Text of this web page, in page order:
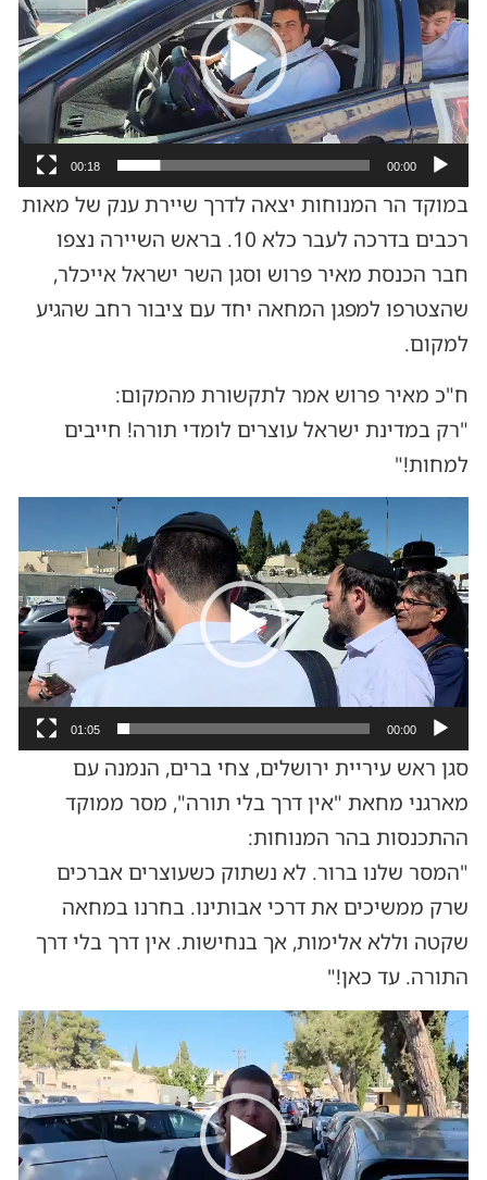
00:00
00:18
במוקד הר המנוחות יצאה לדרך שיירת ענק של מאות
רכבים בדרכה לעבר כלא 10. בראש השיירה נצפו
חבר הכנסת מאיר פרוש וסגן השר ישראל אייכלר,
שהצטרפו למפגן המחאה יחד עם ציבור רחב שהגיע
למקום.
ח"כ מאיר פרוש אמר לתקשורת מהמקום:
"רק במדינת ישראל עוצרים לומדי תורה! חייבים
למחות!"
וידאו
00:00
01:05
סגן ראש עיריית ירושלים, צחי ברים, הנמנה עם
מארגני מחאת "אין דרך בלי תורה", מסר ממוקד
ההתכנסות בהר המנוחות:
"המסר שלנו ברור. לא נשתוק כשעוצרים אברכים
שרק ממשיכים את דרכי אבותינו. בחרנו במחאה
שקטה וללא אלימות, אך בנחישות. אין דרך בלי דרך
התורה. עד כאן!"
נגן
וידאו